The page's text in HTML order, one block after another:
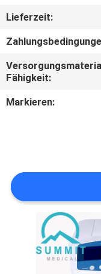
SIE
MIT
FÄLLE
Lieferzeit:
Fähigkeit:
Markieren: